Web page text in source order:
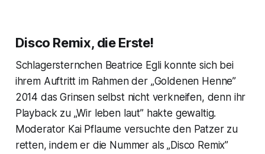
Disco Remix, die Erste!
Schlagersternchen Beatrice Egli konnte sich bei
ihrem Auftritt im Rahmen der „Goldenen Henne”
2014 das Grinsen selbst nicht verkneifen, denn ihr
Playback zu „Wir leben laut” hakte gewaltig.
Moderator Kai Pflaume versuchte den Patzer zu
retten, indem er die Nummer als „Disco Remix”